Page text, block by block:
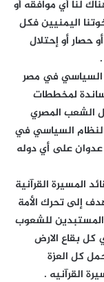
لنا أي موافقه أو
اليمنيين فكل
حصار أو إحتلال
السياسي في مصر
لمخططات
الشعب المصري
السياسي في
على أي دوله
المسيرة القرآنية
إلى تحرك الأمة
للشعوب
بقاع الارض
كل العزة
القرآنيه .